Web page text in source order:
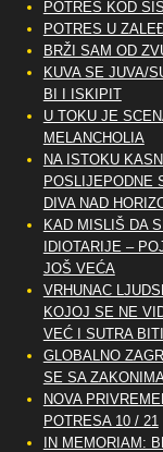
POTRES KOD
POTRES U
BRŽI SAM OD
KUVA SE JUVA/
BI I ISKIPIT
U TOKU JE
MELANCHOLIA
NA ISTOKU
POSLIJEPODNE
DIVA NAD
KAD MISLIŠ DA
IDIOTARIJE –
JOŠ VEĆA
VRHUNAC
KOJOJ SE NE
VEĆ I SUTRA
GLOBALNO
SE SA
NOVA
POTRESA 10 / 21
IN MEMORIAM: